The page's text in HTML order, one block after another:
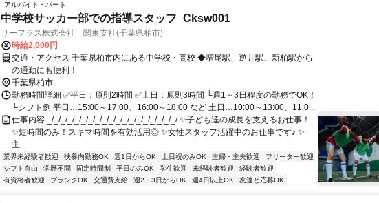
アルバイト・パート
中学校サッカー部での指導スタッフ_Cksw001
リーフラス株式会社 関東支社(千葉県柏市)
時給2,000円
交通・アクセス 千葉県柏市内にある中学校・高校 ◆増尾駅、逆井駅、新柏駅から
の通勤にも便利！
千葉県柏市
勤務時間詳細 ✅平日：原則2時間 ✅土日：原則3時間 └週1～3日程度の勤務でOK！
└シフト例 平日…15:00～17:00、16:00～18:00 など 土日…10:00～13:00、11:0...
仕事内容 _/_/_/_/_/_/_/_/_/_/_/_/_/_/_/_/_/_/_/ ✨子ども達の成長を支えるお仕事！
✨短時間のみ！スキマ時間を有効活用◎ ✨女性スタッフ活躍中のお仕事です♪ ✨
主...
業界未経験者歓迎 扶養内勤務OK 週1日からOK 土日祝のみOK 主婦・主夫歓迎
フリーター歓迎
シフト自由
学歴不問 固定時間制 平日のみOK 学生歓迎 未経験者歓迎
経験者歓迎
有資格者歓迎
ブランクOK 交通費支給 週2・3日からOK 週4日以上OK 友達と応募OK